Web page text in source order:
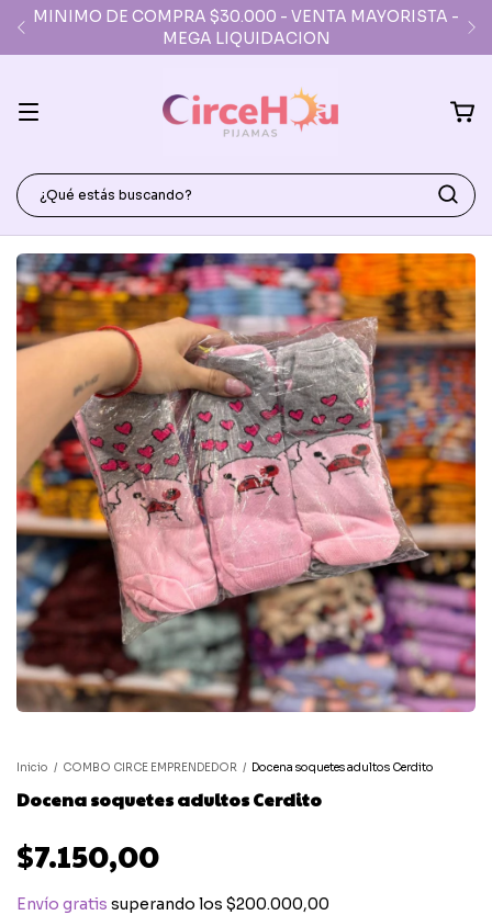
MINIMO DE COMPRA $30.000 - VENTA MAYORISTA -
MEGA LIQUIDACION
Inicio / COMBO CIRCE EMPRENDEDOR / Docena soquetes adultos Cerdito
Docena soquetes adultos Cerdito
$7.150,00
Envío gratis superando los $200.000,00